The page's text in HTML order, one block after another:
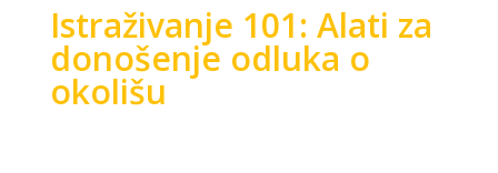
Istraživanje 101: Alati za
donošenje odluka o
okolišu